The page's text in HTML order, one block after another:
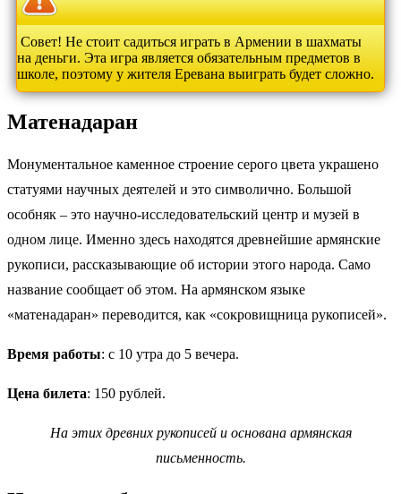
Совет! Не стоит садиться играть в Армении в шахматы
на деньги. Эта игра является обязательным предметов в
школе, поэтому у жителя Еревана выиграть будет сложно.
Матенадаран
Монументальное каменное строение серого цвета украшено
статуями научных деятелей и это символично. Большой
особняк – это научно-исследовательский центр и музей в
одном лице. Именно здесь находятся древнейшие армянские
рукописи, рассказывающие об истории этого народа. Само
название сообщает об этом. На армянском языке
«матенадаран» переводится, как «сокровищница рукописей».
Время работы: с 10 утра до 5 вечера.
Цена билета: 150 рублей.
На этих древних рукописей и основана армянская
письменность.